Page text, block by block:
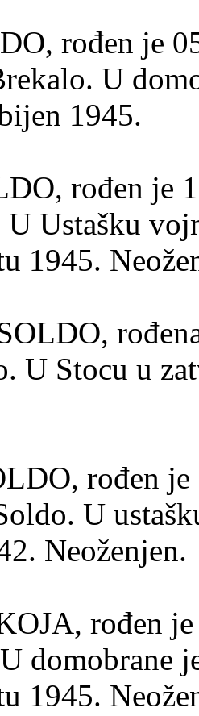
rođen je
U
1945.
rođen je
Ustašku
1945.
U Stocu u
rođen
U
Neoženjen.
rođen
domo­brane
1945.